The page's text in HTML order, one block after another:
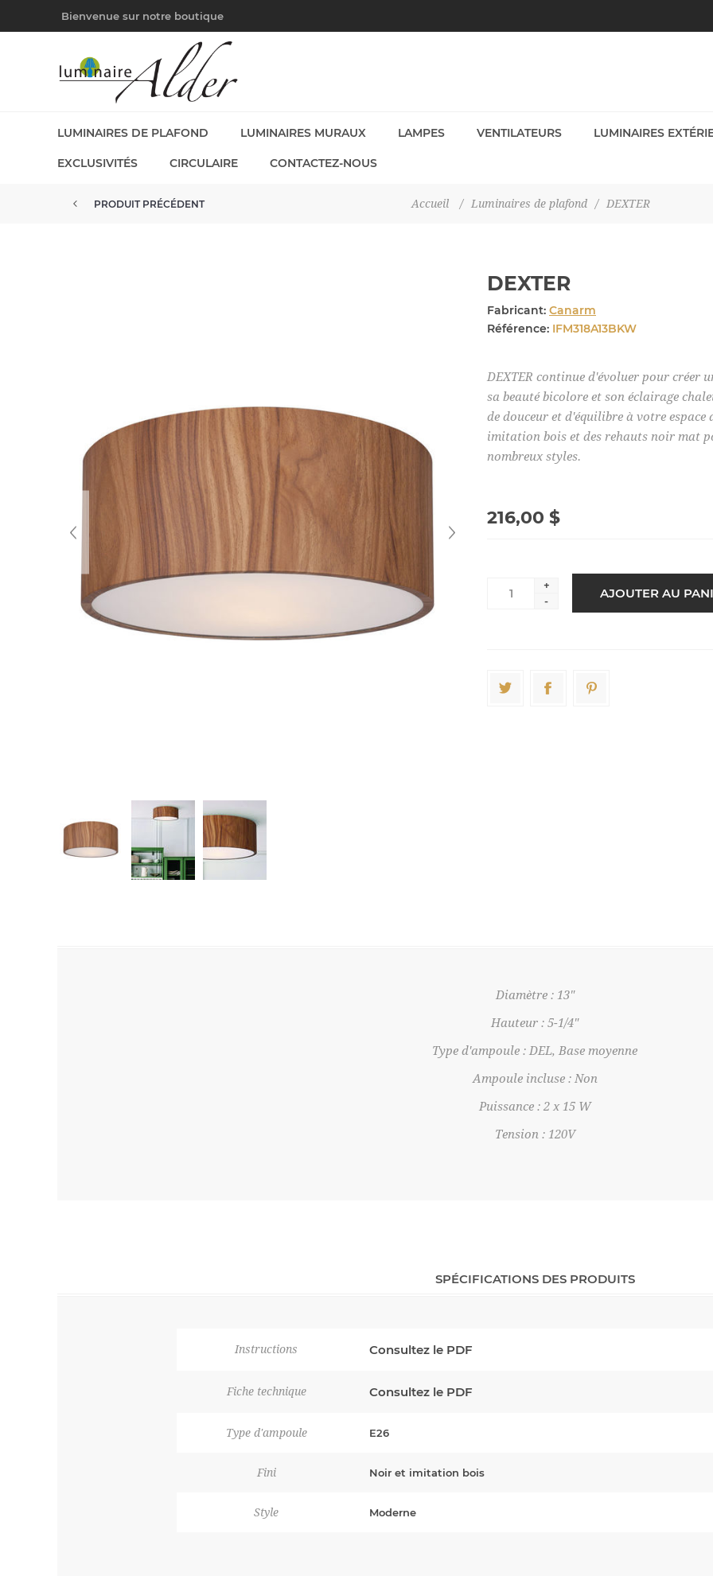
Bienvenue sur notre boutique
LUMINAIRES DE PLAFOND LUMINAIRES MURAUX LAMPES VENTILATEURS LUMINAIRES
EXCLUSIVITÉS CIRCULAIRE CONTACTEZ-NOUS
Accueil / Luminaires de plafond / DEXTER
PRODUIT PRÉCÉDENT
DEXTER
Fabricant: Canarm
Référence: IFM318A13BKW
DEXTER continue d'évoluer pour créer
sa beauté bicolore et son éclairage
de douceur et d'équilibre à votre
imitation bois et des rehauts noir mat
nombreux styles.
216,00 $
+
-
Diamètre : 13"
Hauteur : 5-1/4"
Type d'ampoule : DEL, Base moyenne
Ampoule incluse : Non
Puissance : 2 x 15 W
Tension : 120V
SPÉCIFICATIONS DES PRODUITS
Instructions Consultez le PDF
Fiche technique Consultez le PDF
Type d'ampoule E26
Fini Noir et imitation bois
Style Moderne